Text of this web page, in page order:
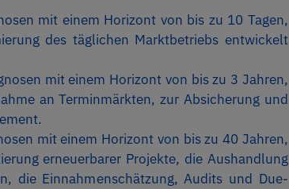
mit einem Horizont von bis zu 10 Tagen,
des täglichen Marktbetriebs entwickelt
mit einem Horizont von bis zu 3 Jahren,
an Terminmärkten, zur Absicherung und
mit einem Horizont von bis zu 40 Jahren,
erneuerbarer Projekte, die Aushandlung
die Einnahmenschätzung, Audits und Due-